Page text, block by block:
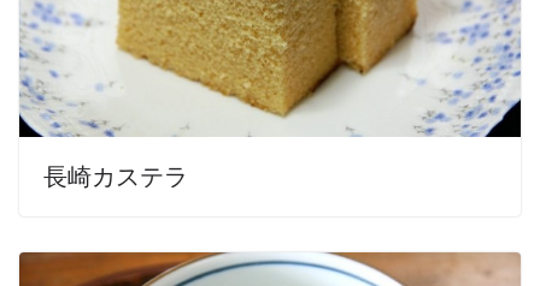
長崎カステラ